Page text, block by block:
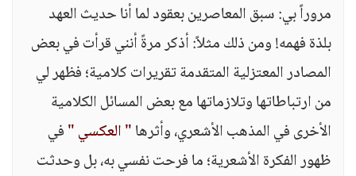
مروراً بي: سبق المعاصرين بعقود لما أنا حديث العهد
بلذة فهمه! ومن ذلك مثلاً: أذكر مرةً أنني قرأت في بعض
المصادر المعتزلية المتقدمة تقريرات كلامية؛ فظهر لي
من ارتباطاتها وتلازماتها مع بعض المسائل الكلامية
الأخرى في المذهب الأشعري، وأثرها" العكسي "في
ظهور الفكرة الأشعرية؛ ما فرحت نفسي به، بل وحدثت